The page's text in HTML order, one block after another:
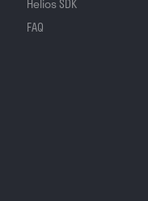
Helios SDK
FAQ